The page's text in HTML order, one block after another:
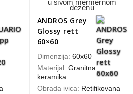
ANDROS Grey
Glossy rett
60×60
Dimenzija: 60x60
Materijal: Granitna
keramika
Obrada ivica: Retifikovana